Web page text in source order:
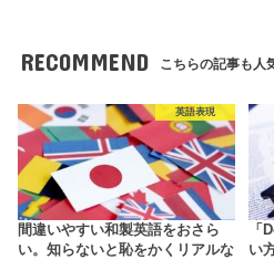
RECOMMEND こちらの記事も人
英語表現
間違いやすい和製英語をおさら
い。知らないと恥をかくリアルな
「
い